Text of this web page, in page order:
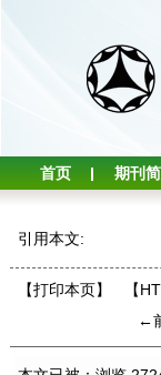
首页 期刊
引用本文:
【打印本页】 【
←